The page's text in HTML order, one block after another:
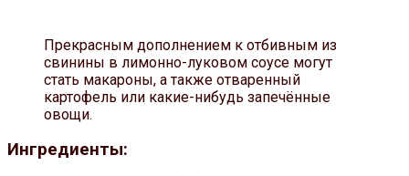
Прекрасным дополнением к отбивным из
свинины в лимонно-луковом соусе могут
стать макароны, а также отваренный
картофель или какие-нибудь запечённые
овощи.
Ингредиенты: